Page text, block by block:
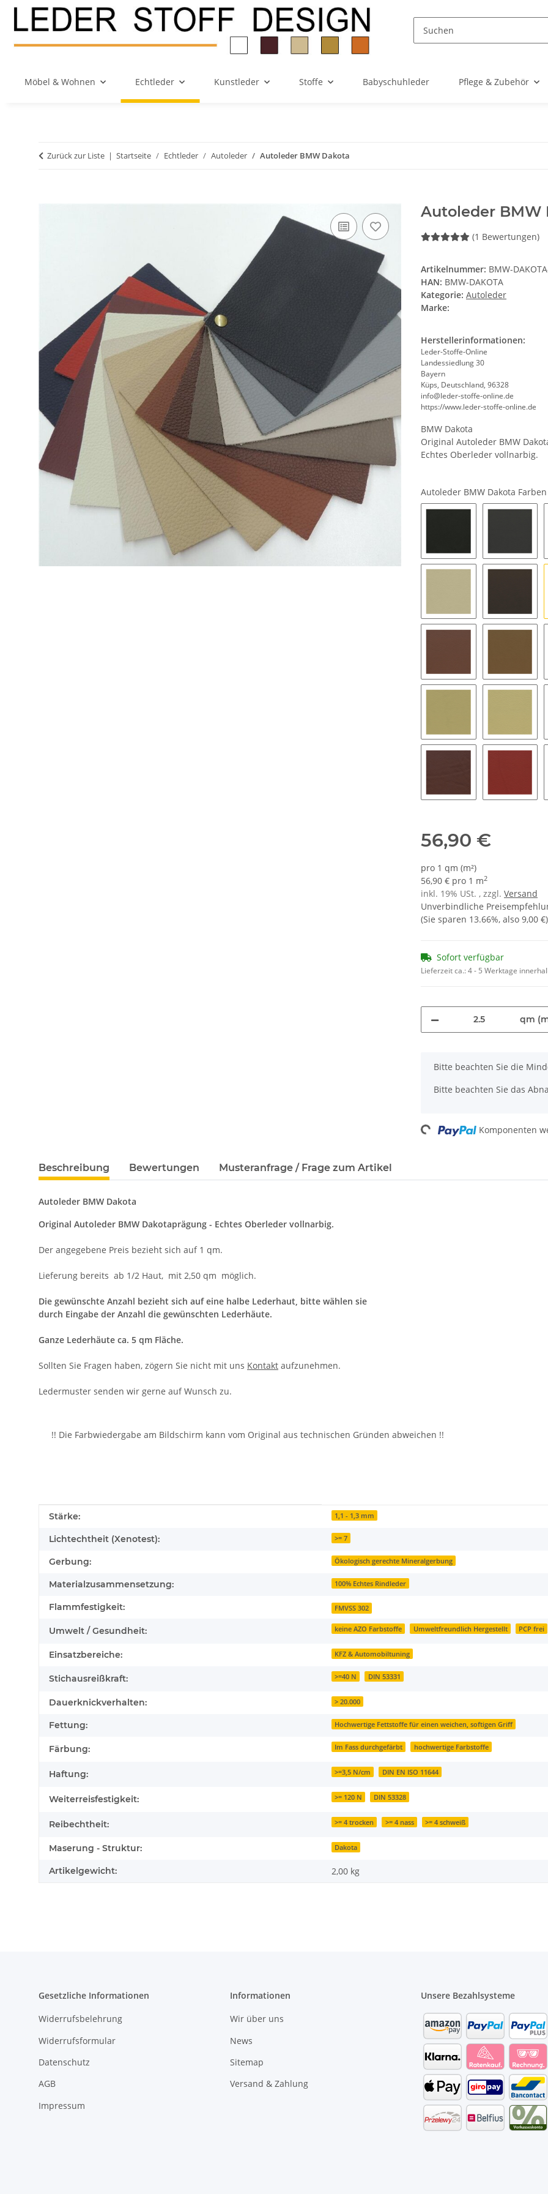
Möbel & Wohnen Echtleder Kunstleder Stoffe Babyschuhleder Pflege & Zubehör
Zurück zur Liste Startseite Echtleder Autoleder Autoleder BMW Dakota
Autoleder BMW
(1 Bewertungen)
Artikelnummer: BMW-
HAN: BMW-DAKOTA
Kategorie: Autoleder
Marke:
Herstellerinformationen:
Leder-Stoffe-Online
Landessiedlung 30
Bayern
Küps, Deutschland, 96328
info@leder-stoffe-online.de
https://www.leder-stoffe-online.de
BMW Dakota
Original Autoleder BMW
Echtes Oberleder vollnarbig.
Autoleder BMW Dakota Farben
0500D - schwarz1255 -
1881D - oyster 2041D -
2388D - kastanienbraun
2418D -
3358D - beige 3411D -
56,90 €
pro 1 qm (m²)
56,90 € pro 1 m2
inkl. 19% USt. , zzgl. Versand
Unverbindliche
(Sie sparen 13.66%, also 9,00 €)
Sofort verfügbar
Lieferzeit ca.:4 - 5 Werktage
qm
x
Bitte beachten Sie die
Bitte beachten Sie das
Loading... Komponenten
Beschreibung Bewertungen Musteranfrage / Frage zum Artikel
Autoleder BMW Dakota
Original Autoleder BMW Dakotaprägung - Echtes Oberleder vollnarbig.
Der angegebene Preis bezieht sich auf 1 qm.
Lieferung bereits ab 1/2 Haut, mit 2,50 qm möglich.
Die gewünschte Anzahl bezieht sich auf eine halbe Lederhaut, bitte wählen sie
durch Eingabe der Anzahl die gewünschten Lederhäute.
Ganze Lederhäute ca. 5 qm Fläche.
Sollten Sie Fragen haben, zögern Sie nicht mit uns Kontakt aufzunehmen.
Ledermuster senden wir gerne auf Wunsch zu.
!! Die Farbwiedergabe am Bildschirm kann vom Original aus technischen Gründen abweichen !!
Produkteigenschaft
Wert
Stärke: 1,1 - 1,3 mm
Lichtechtheit (Xenotest): >= 7
Gerbung: Ökologisch gerechte Mineralgerbung
Materialzusammensetzung: 100% Echtes Rindleder
Flammfestigkeit: FMVSS 302
Umwelt / Gesundheit: keine AZO Farbstoffe Umweltfreundlich Hergestellt PCP frei
Einsatzbereiche: KFZ & Automobiltuning
Stichausreißkraft: >=40 N DIN 53331
Dauerknickverhalten: > 20.000
Fettung: Hochwertige Fettstoffe für einen weichen, softigen Griff
Färbung: Im Fass durchgefärbt hochwertige Farbstoffe
Haftung: >=3,5 N/cm DIN EN ISO 11644
Weiterreisfestigkeit: >= 120 N DIN 53328
Reibechtheit: >= 4 trocken >= 4 nass >= 4 schweiß
Maserung - Struktur: Dakota
Artikelgewicht: 2,00 kg
Gesetzliche Informationen
Widerrufsbelehrung
Widerrufsformular
Datenschutz
AGB
Impressum
Informationen
Wir über uns
News
Sitemap
Versand & Zahlung
Unsere Bezahlsysteme